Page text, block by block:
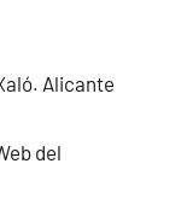
Alicante
del